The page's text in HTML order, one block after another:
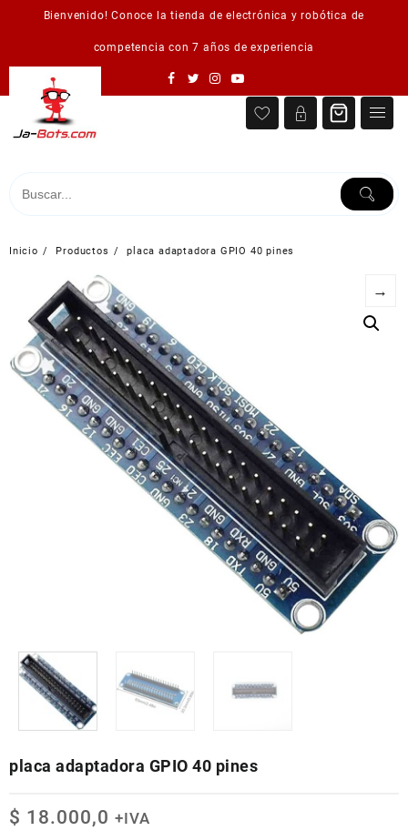
Bienvenido! Conoce la tienda de electrónica y robótica de
competencia con 7 años de experiencia
Inicio Productos placa adaptadora GPIO 40 pines
→
placa adaptadora GPIO 40 pines
$ 18.000,0 +IVA